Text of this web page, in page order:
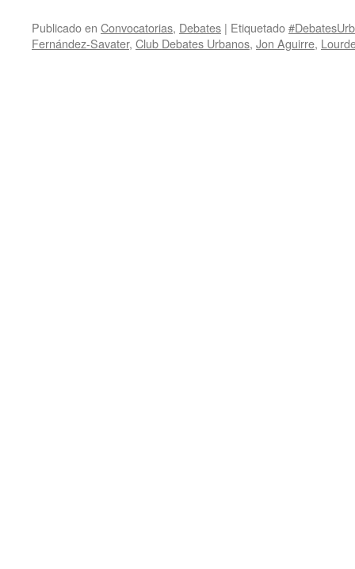
Publicado en Convocatorias, Debates | Etiquetado
Fernández-Savater, Club Debates Urbanos, Jon Aguirre,